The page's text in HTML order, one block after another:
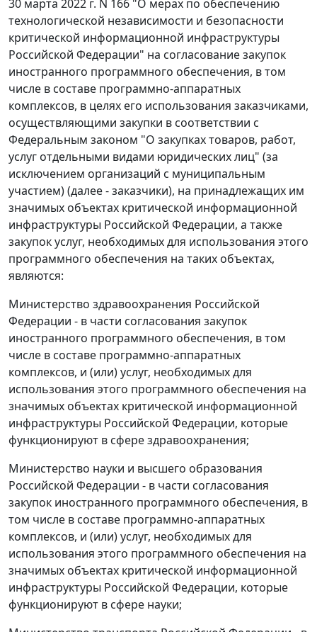
30 марта 2022 г. N 166 "О мерах по обеспечению
технологической независимости и безопасности
критической информационной инфраструктуры
Российской Федерации" на согласование закупок
иностранного программного обеспечения, в том
числе в составе программно-аппаратных
комплексов, в целях его использования заказчиками,
осуществляющими закупки в соответствии с
Федеральным законом "О закупках товаров, работ,
услуг отдельными видами юридических лиц" (за
исключением организаций с муниципальным
участием) (далее - заказчики), на принадлежащих им
значимых объектах критической информационной
инфраструктуры Российской Федерации, а также
закупок услуг, необходимых для использования этого
программного обеспечения на таких объектах,
являются:
Министерство здравоохранения Российской
Федерации - в части согласования закупок
иностранного программного обеспечения, в том
числе в составе программно-аппаратных
комплексов, и (или) услуг, необходимых для
использования этого программного обеспечения на
значимых объектах критической информационной
инфраструктуры Российской Федерации, которые
функционируют в сфере здравоохранения;
Министерство науки и высшего образования
Российской Федерации - в части согласования
закупок иностранного программного обеспечения, в
том числе в составе программно-аппаратных
комплексов, и (или) услуг, необходимых для
использования этого программного обеспечения на
значимых объектах критической информационной
инфраструктуры Российской Федерации, которые
функционируют в сфере науки;